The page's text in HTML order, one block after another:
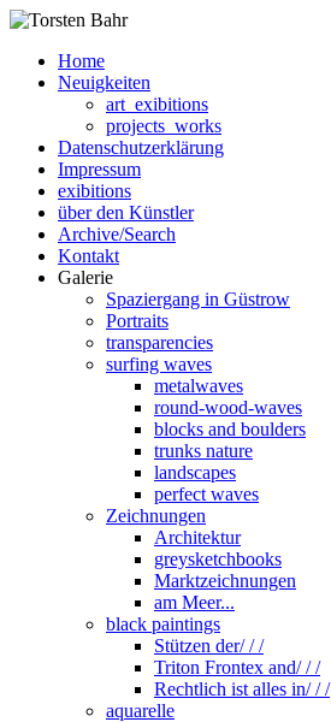
Home
Neuigkeiten
art_exibitions
projects_works
Datenschutzerklärung
Impressum
exibitions
über den Künstler
Archive/Search
Kontakt
Galerie
Spaziergang in Güstrow
Portraits
transparencies
surfing waves
metalwaves
round-wood-waves
blocks and boulders
trunks nature
landscapes
perfect waves
Zeichnungen
Architektur
greysketchbooks
Marktzeichnungen
am Meer...
black paintings
Stützen der/ / /
Triton Frontex and/ / /
Rechtlich ist alles in/ / /
aquarelle